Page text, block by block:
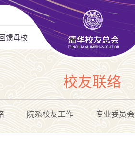
回馈母校
校友联络
院系校友工作 专业委员会